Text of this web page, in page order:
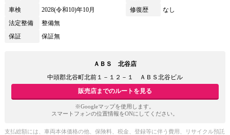
車検
2028(令和10)年10月 修復歴
なし
法定整備
整備無
保証
保証無
ＡＢＳ 北谷店
中頭郡北谷町北前１－１２－１ ＡＢＳ北谷ビル
販売店までのルートを見る
※Googleマップを使用します。
スマートフォンの位置情報をONにしてください。
支払総額には、車両本体価格の他、保険料、税金、登録等に伴う費用、リサイクル預託